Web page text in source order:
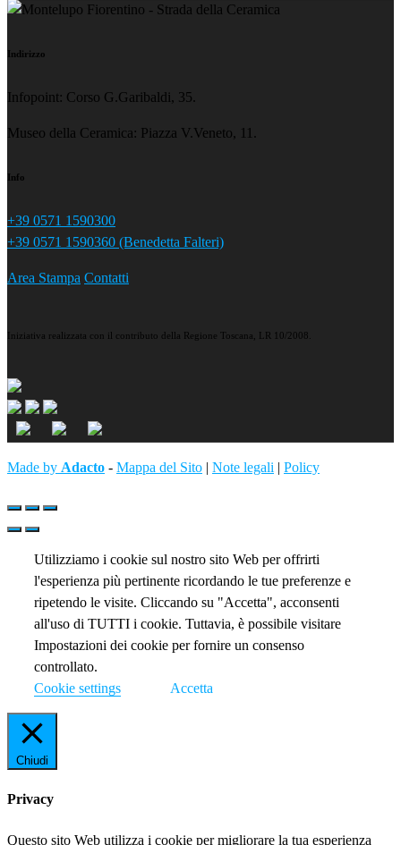
Indirizzo
Infopoint: Corso G.Garibaldi, 35.
Museo della Ceramica: Piazza V.Veneto, 11.
Info
+39 0571 1590300
+39 0571 1590360 (Benedetta Falteri)
Area Stampa Contatti
Iniziativa realizzata con il contributo della Regione Toscana, LR 10/2008.
Made by Adacto - Mappa del Sito | Note legali | Policy
Utilizziamo i cookie sul nostro sito Web per offrirti
l'esperienza più pertinente ricordando le tue preferenze e
ripetendo le visite. Cliccando su "Accetta", acconsenti
all'uso di TUTTI i cookie. Tuttavia, è possibile visitare
Impostazioni dei cookie per fornire un consenso
controllato.
Cookie settings
Accetta
Chiudi
Privacy
Questo sito Web utilizza i cookie per migliorare la tua esperienza